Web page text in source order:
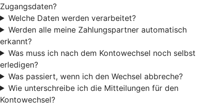
Zugangsdaten?
Welche Daten werden verarbeitet?
Werden alle meine Zahlungspartner automatisch
erkannt?
Was muss ich nach dem Kontowechsel noch selbst
erledigen?
Was passiert, wenn ich den Wechsel abbreche?
Wie unterschreibe ich die Mitteilungen für den
Kontowechsel?